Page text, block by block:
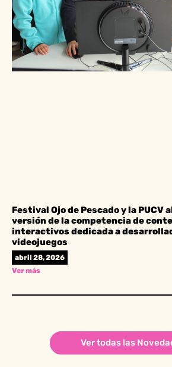
Festival Ojo de Pescado y la PUCV
versión de la competencia de
interactivos dedicada a
videojuegos
abril 28, 2026
Ver más
Ver todas las